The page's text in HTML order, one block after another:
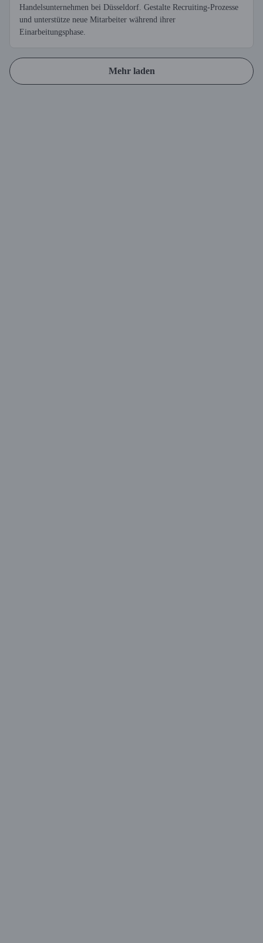
Handelsunternehmen bei Düsseldorf. Gestalte Recruiting-Prozesse
und unterstütze neue Mitarbeiter während ihrer
Einarbeitungsphase.
Mehr laden